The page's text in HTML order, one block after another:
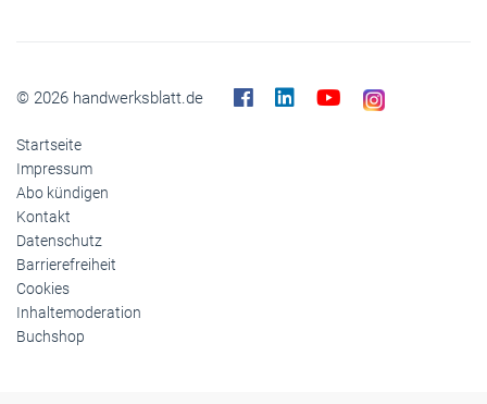
© 2026 handwerksblatt.de
Startseite
Impressum
Abo kündigen
Kontakt
Datenschutz
Barrierefreiheit
Cookies
Inhaltemoderation
Buchshop